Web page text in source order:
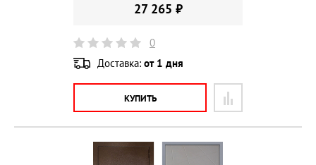
27 265 ₽
0
Доставка: от 1 дня
КУПИТЬ